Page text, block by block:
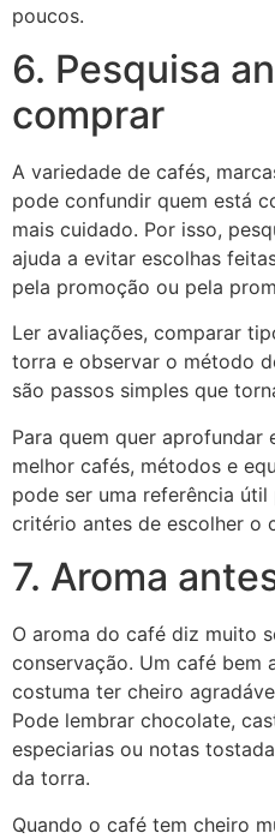
poucos.
6. Pesquisa
comprar
A variedade de cafés,
pode confundir quem está
mais cuidado. Por isso,
ajuda a evitar escolhas
pela promoção ou pela
Ler avaliações, comparar
torra e observar o método
são passos simples que
Para quem quer aprofundar
melhor cafés, métodos e
pode ser uma referência
critério antes de escolher o
7. Aroma
O aroma do café diz muito
conservação. Um café bem
costuma ter cheiro
Pode lembrar chocolate,
especiarias ou notas
da torra.
Quando o café tem cheiro